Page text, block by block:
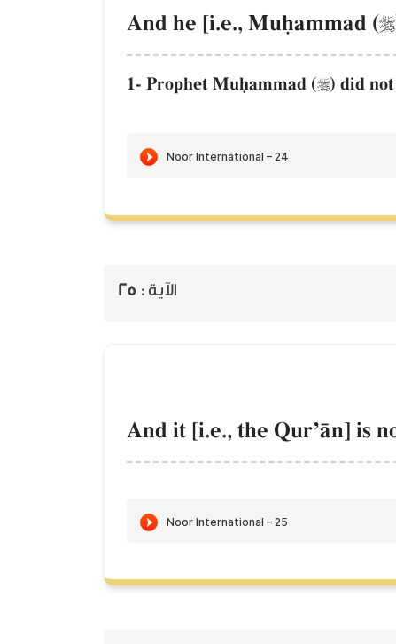
And he [i.e., Muúammad (
1- Prophet Muúammad () did
الآية : 25
And it [i.e., the QurÕŒn] is